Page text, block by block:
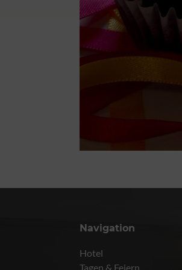
Navigation
Hotel
Tagen & Feiern